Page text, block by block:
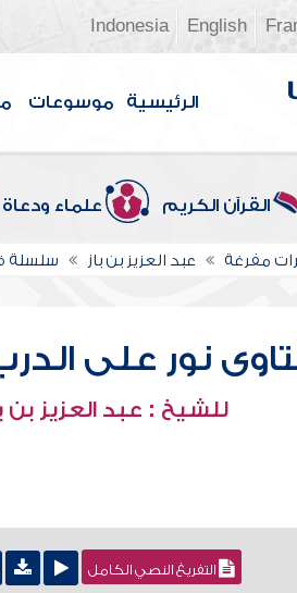
English
Indonesia
الرئيسية موسوعات
القرآن الكريم علماء ودعاة
مفرغة عبد العزيز بن باز سلسلة
نور على الدرب
للشيخ : عبد العزيز بن
التفريغ النصي الكامل